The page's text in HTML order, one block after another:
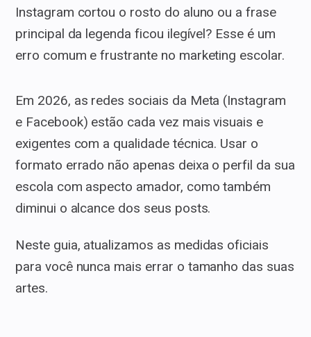
Instagram cortou o rosto do aluno ou a frase
principal da legenda ficou ilegível? Esse é um
erro comum e frustrante no marketing escolar.
Em 2026, as redes sociais da Meta (Instagram
e Facebook) estão cada vez mais visuais e
exigentes com a qualidade técnica. Usar o
formato errado não apenas deixa o perfil da sua
escola com aspecto amador, como também
diminui o alcance dos seus posts.
Neste guia, atualizamos as medidas oficiais
para você nunca mais errar o tamanho das suas
artes.